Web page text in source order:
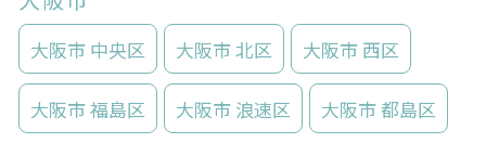
大阪市 中央区 大阪市 北区 大阪市 西区
大阪市 福島区 大阪市 浪速区 大阪市 都島区